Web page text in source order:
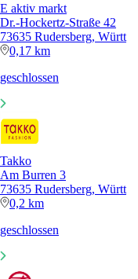
E aktiv markt
Dr.-Hockertz-Straße 42
73635 Rudersberg, Württ
0,17 km
geschlossen
Takko
Am Burren 3
73635 Rudersberg, Württ
0,2 km
geschlossen